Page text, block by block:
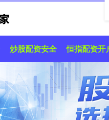
炒股配资安全 恒指配资开